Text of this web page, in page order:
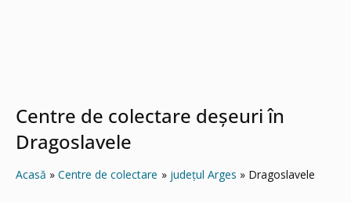
Centre de colectare deșeuri în
Dragoslavele
Acasă Centre de colectare județul Arges Dragoslavele